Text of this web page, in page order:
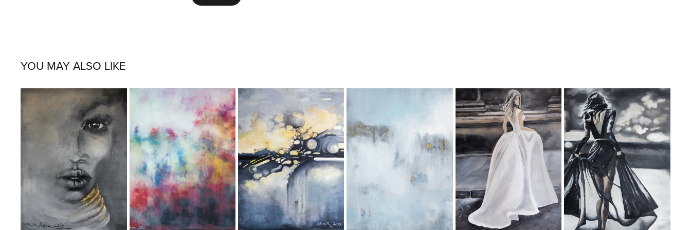
YOU MAY ALSO LIKE
WOMAN WINO
TOSKANII GALAXY LODOWIEC ANASTASIA ELEONOR